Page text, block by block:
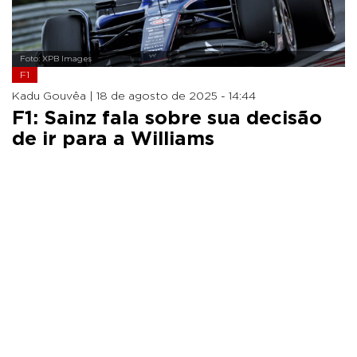
Foto: XPB Images
F1
Kadu Gouvêa | 18 de agosto de 2025 - 14:44
F1: Sainz fala sobre sua decisão
de ir para a Williams